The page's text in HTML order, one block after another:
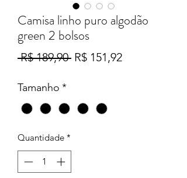
Camisa linho puro algodão
green 2 bolsos
R$ 189,90 Preço
R$ 151,92Preço
Tamanho *
Quantidade *